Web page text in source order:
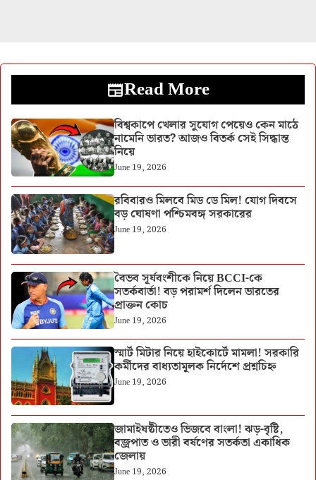
Read More
বিশ্বকাপে খেলার সুযোগ পেয়েও কেন মাঠে
নামেনি ভারত? আজও বিতর্ক সেই সিদ্ধান্ত
নিয়ে
June 19, 2026
রবিবারও মিলবে মিড ডে মিল! যোগ দিবসে
বড় ঘোষণা পশ্চিমবঙ্গ সরকারের
June 19, 2026
বৈভব সূর্যবংশীকে নিয়ে BCCI-কে
সতর্কবার্তা! বড় পরামর্শ দিলেন ভারতের
প্রাক্তন কোচ
June 19, 2026
স্মার্ট মিটার নিয়ে হাইকোর্টে মামলা! সরকারি
কর্মীদের বাধ্যতামূলক নির্দেশে প্রশ্নচিহ্ন
June 19, 2026
জামাইষষ্ঠীতেও ভিজবে বাংলা! ঝড়-বৃষ্টি,
বজ্রপাত ও ভারী বর্ষণের সতর্কতা একাধিক
জেলায়
June 19, 2026